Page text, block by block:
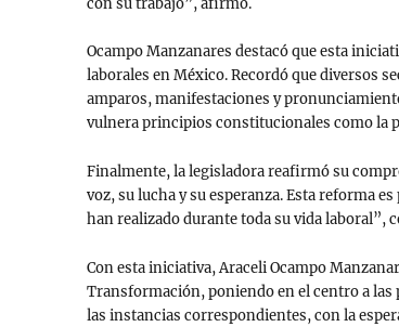
Ocampo Manzanares destacó que esta
laborales en México. Recordó que diversos
amparos, manifestaciones y
vulnera principios constitucionales como la
Finalmente, la legisladora reafirmó su
voz, su lucha y su esperanza. Esta reforma
han realizado durante toda su vida laboral”,
Con esta iniciativa, Araceli Ocampo
Transformación, poniendo en el centro a las
las instancias correspondientes, con la